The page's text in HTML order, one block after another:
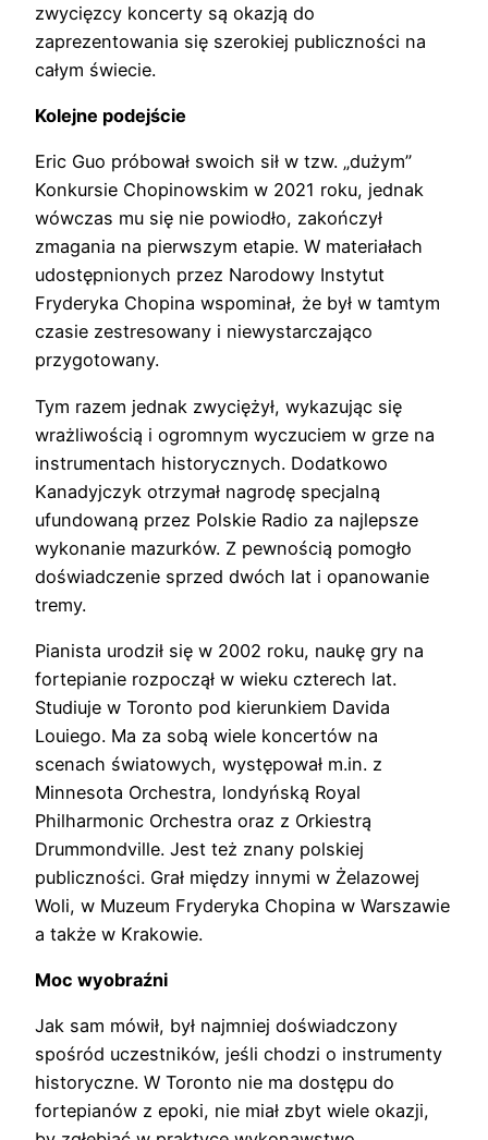
zwycięzcy koncerty są okazją do
zaprezentowania się szerokiej publiczności na
całym świecie.
Kolejne podejście
Eric Guo próbował swoich sił w tzw. „dużym”
Konkursie Chopinowskim w 2021 roku, jednak
wówczas mu się nie powiodło, zakończył
zmagania na pierwszym etapie. W materiałach
udostępnionych przez Narodowy Instytut
Fryderyka Chopina wspominał, że był w tamtym
czasie zestresowany i niewystarczająco
przygotowany.
Tym razem jednak zwyciężył, wykazując się
wrażliwością i ogromnym wyczuciem w grze na
instrumentach historycznych. Dodatkowo
Kanadyjczyk otrzymał nagrodę specjalną
ufundowaną przez Polskie Radio za najlepsze
wykonanie mazurków. Z pewnością pomogło
doświadczenie sprzed dwóch lat i opanowanie
tremy.
Pianista urodził się w 2002 roku, naukę gry na
fortepianie rozpoczął w wieku czterech lat.
Studiuje w Toronto pod kierunkiem Davida
Louiego. Ma za sobą wiele koncertów na
scenach światowych, występował m.in. z
Minnesota Orchestra, londyńską Royal
Philharmonic Orchestra oraz z Orkiestrą
Drummondville. Jest też znany polskiej
publiczności. Grał między innymi w Żelazowej
Woli, w Muzeum Fryderyka Chopina w Warszawie
a także w Krakowie.
Moc wyobraźni
Jak sam mówił, był najmniej doświadczony
spośród uczestników, jeśli chodzi o instrumenty
historyczne. W Toronto nie ma dostępu do
fortepianów z epoki, nie miał zbyt wiele okazji,